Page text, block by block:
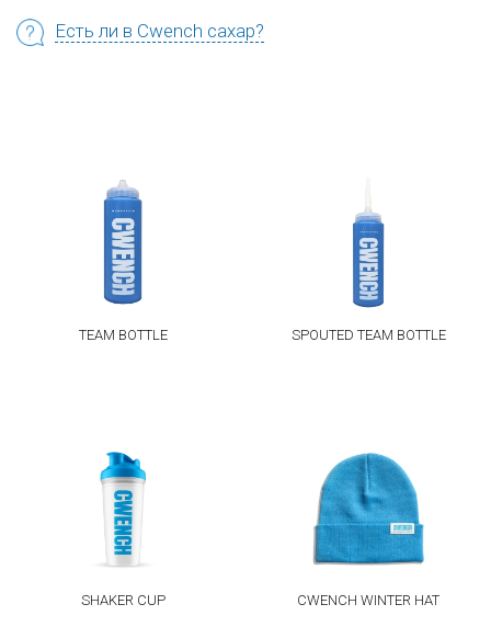
Есть ли в Cwench сахар?
TEAM BOTTLE SPOUTED TEAM BOTTLE
SHAKER CUP CWENCH WINTER HAT